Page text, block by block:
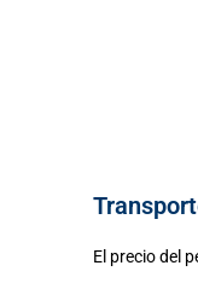
El precio del